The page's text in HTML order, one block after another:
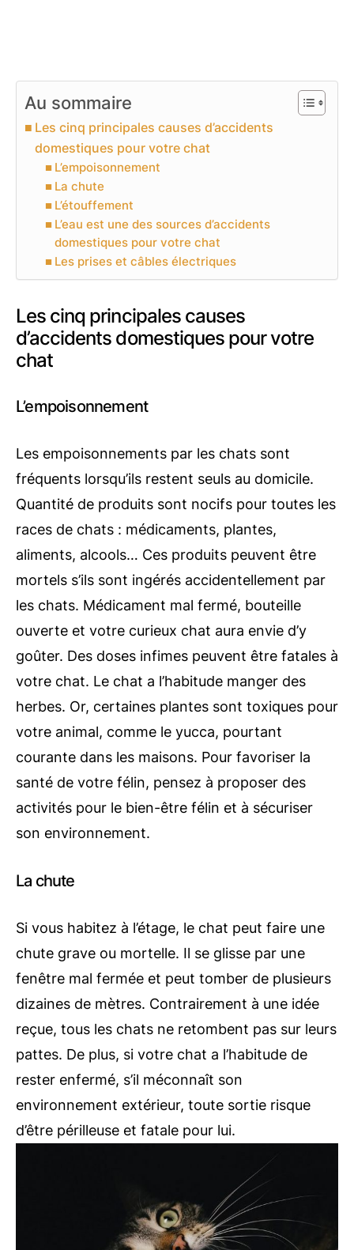
Au sommaire
Les cinq principales causes d’accidents
domestiques pour votre chat
L’empoisonnement
La chute
L’étouffement
L’eau est une des sources d’accidents
domestiques pour votre chat
Les prises et câbles électriques
Les cinq principales causes
d’accidents domestiques pour votre
chat
L’empoisonnement
Les empoisonnements par les chats sont
fréquents lorsqu’ils restent seuls au domicile.
Quantité de produits sont nocifs pour toutes les
races de chats : médicaments, plantes,
aliments, alcools… Ces produits peuvent être
mortels s’ils sont ingérés accidentellement par
les chats. Médicament mal fermé, bouteille
ouverte et votre curieux chat aura envie d’y
goûter. Des doses infimes peuvent être fatales à
votre chat. Le chat a l’habitude manger des
herbes. Or, certaines plantes sont toxiques pour
votre animal, comme le yucca, pourtant
courante dans les maisons. Pour favoriser la
santé de votre félin, pensez à proposer des
activités pour le bien-être félin et à sécuriser
son environnement.
La chute
Si vous habitez à l’étage, le chat peut faire une
chute grave ou mortelle. Il se glisse par une
fenêtre mal fermée et peut tomber de plusieurs
dizaines de mètres. Contrairement à une idée
reçue, tous les chats ne retombent pas sur leurs
pattes. De plus, si votre chat a l’habitude de
rester enfermé, s’il méconnaît son
environnement extérieur, toute sortie risque
d’être périlleuse et fatale pour lui.